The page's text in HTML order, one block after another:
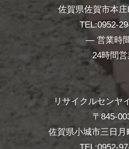
佐賀県佐賀市本庄
TEL:0952-
― 営業時
24時間営
リサイクルセンヤ
〒845-
佐賀県小城市三日月